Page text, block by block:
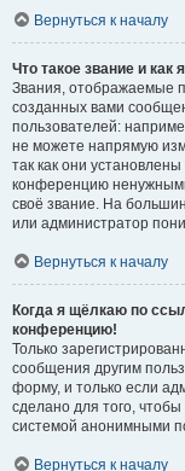
Вернуться к началу
Что такое звание и как
Звания, отображаемые
созданных вами
пользователей:
не можете напрямую
так как они
конференцию
своё звание. На
или администратор
Вернуться к началу
Когда я щёлкаю по
конференцию!
Только
сообщения другим
форму, и только если
сделано для того,
системой анонимными
Вернуться к началу